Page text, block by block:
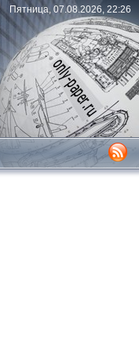
Пятница, 07.08.2026, 22:26